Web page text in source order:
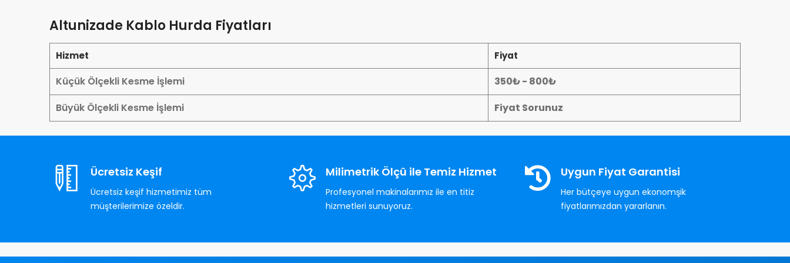
Altunizade Kablo Hurda Fiyatları
Hizmet Fiyat
Küçük Ölçekli Kesme İşlemi
350₺ - 800₺
Büyük Ölçekli Kesme İşlemi
Fiyat Sorunuz
Ücretsiz Keşif
Ücretsiz keşif hizmetimiz tüm
müşterilerimize özeldir.
Milimetrik Ölçü ile Temiz Hizmet
Profesyonel makinalarımız ile en titiz
hizmetleri sunuyoruz.
Uygun Fiyat Garantisi
Her bütçeye uygun ekonomşik
fiyatlarımızdan yararlanın.